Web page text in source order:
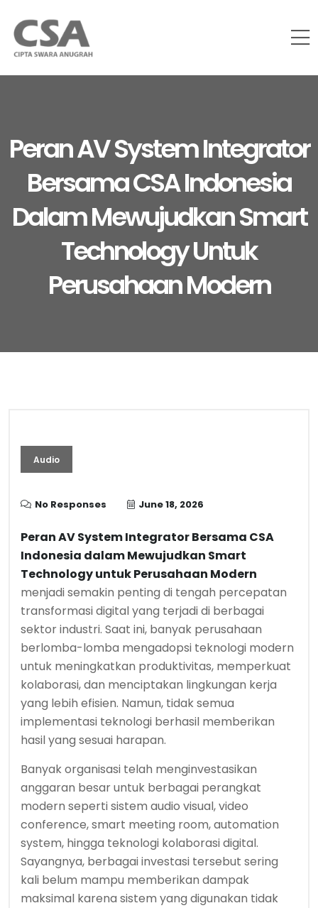
Peran AV System Integrator
Bersama CSA Indonesia
Dalam Mewujudkan Smart
Technology Untuk
Perusahaan Modern
Audio
No Responses June 18, 2026
Peran AV System Integrator Bersama CSA
Indonesia dalam Mewujudkan Smart
Technology untuk Perusahaan Modern
menjadi semakin penting di tengah percepatan
transformasi digital yang terjadi di berbagai
sektor industri. Saat ini, banyak perusahaan
berlomba-lomba mengadopsi teknologi modern
untuk meningkatkan produktivitas, memperkuat
kolaborasi, dan menciptakan lingkungan kerja
yang lebih efisien. Namun, tidak semua
implementasi teknologi berhasil memberikan
hasil yang sesuai harapan.
Banyak organisasi telah menginvestasikan
anggaran besar untuk berbagai perangkat
modern seperti sistem audio visual, video
conference, smart meeting room, automation
system, hingga teknologi kolaborasi digital.
Sayangnya, berbagai investasi tersebut sering
kali belum mampu memberikan dampak
maksimal karena sistem yang digunakan tidak